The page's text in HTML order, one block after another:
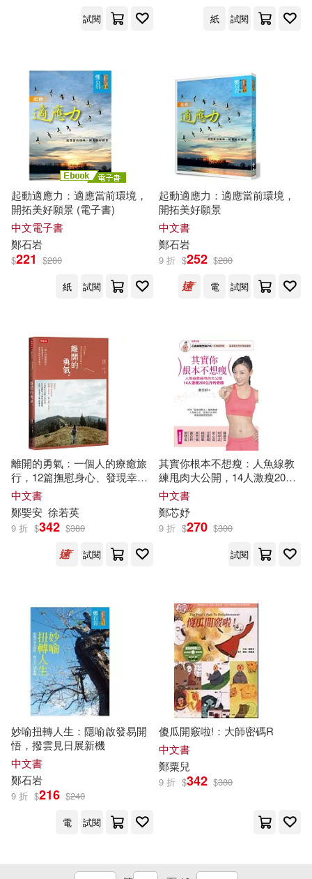
鄭開 編(1)
鄭開梅（主編）(1)
鄭開焰，陳偉，宋建曉，蘭筱琳(1)
鄭開軍，田鴻福(1)
鄭開（主編）(1)
鄭阿奇主編(1)
鄭阿奇，鄭進（主編）(1)
鄭阿財 朱鳳玉(1) 鄭陽平(1)
鄭靈翔 編著(1)
鄭靈翔，馮超，張奇(1)
鄭體武(1) 鄭高強(1)
鄭鴻波(1) 鄭麗景主編(1)
鄭齊心 房大偉 等編著(1)
鄭齊心;曹星;楊正洪(1)
金智(1)
阿諾‧班奈特(1) 陳偉寬(1)
陳偉祥(1) 陳嘉文(1)
陳小鳳(1) 陳昱勛(1)
雪，閆舒，陳鄞，王忠傑，高峰
試閱
紙
試閱
起動適應力：適應當前環境，
開拓美好願景 (電子書)
中文電子書
鄭石岩
$221 $280
紙
試閱
起動適應力：適應當前環境，
開拓美好願景
中文書
鄭石岩
9 折 $252 $280
電
試閱
離開的勇氣：一個人的療癒旅
行，12篇撫慰身心、發現幸福
的世界遊記
中文書
鄭媐安 徐若英
9 折 $342 $380
試閱
其實你根本不想瘦：人魚線教
練甩肉大公開，14人激瘦200
公斤的奇蹟(附芯曲線雕塑操
DVD)
中文書
鄭芯妤
9 折 $270 $300
試閱
妙喻扭轉人生：隱喻啟發易開
悟，撥雲見日展新機
中文書
鄭石岩
9 折 $216 $240
電
試閱
傻瓜開竅啦!：大師密碼R
中文書
鄭粟兒
9 折 $342 $380